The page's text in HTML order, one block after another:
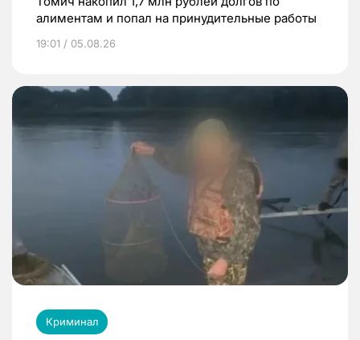
алиментам и попал на принудительные работы
19:01 / 05.08.26
Криминал